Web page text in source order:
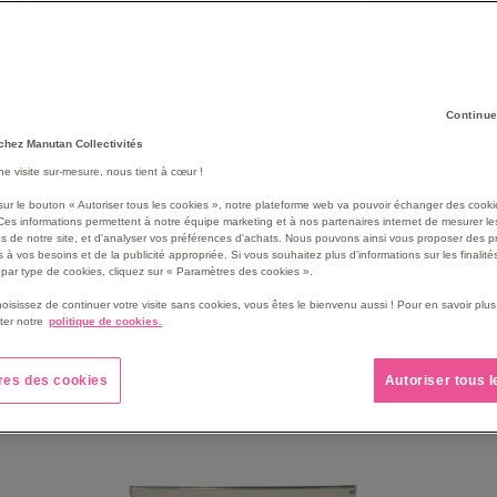
et de l’enseignement en général : salle declasse en
l’université… Dans tous ces lieux éducatifs, il y a une ou
non seulement mobile mais également numérique.
un panorama des différents tableaux scolaires
éducatifs d’aujourd’hui.
Manutan Collectivités
visite sur-mesure, nous tient à cœur !
le bouton « Autoriser tous les cookies », notre plateforme web va pouvoir échanger des
informations permettent à notre équipe marketing et à nos partenaires internet de mesurer
de notre site, et d'analyser vos préférences d'achats. Nous pouvons ainsi vous proposer des
à vos besoins et de la publicité appropriée. Si vous souhaitez plus d'informations sur les
type de cookies, cliquez sur « Paramètres des cookies ».
de continuer votre visite sans cookies, vous êtes le bienvenu aussi ! Pour en savoir
notre politique de cookies.
des cookies Autoriser tous